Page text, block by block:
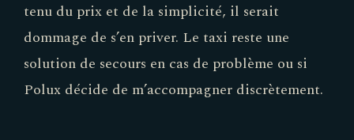
tenu du prix et de la simplicité, il serait
dommage de s’en priver. Le taxi reste une
solution de secours en cas de problème ou si
Polux décide de m’accompagner discrètement.